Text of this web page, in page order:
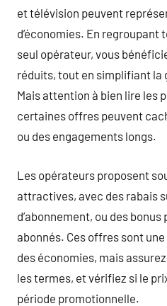
et télévision peuvent
d’économies. En regroupant
seul opérateur, vous
réduits, tout en simplifiant la
Mais attention à bien lire les
certaines offres peuvent
ou des engagements longs.
Les opérateurs proposent
attractives, avec des rabais
d’abonnement, ou des
abonnés. Ces offres sont
des économies, mais
les termes, et vérifiez si le
période promotionnelle.